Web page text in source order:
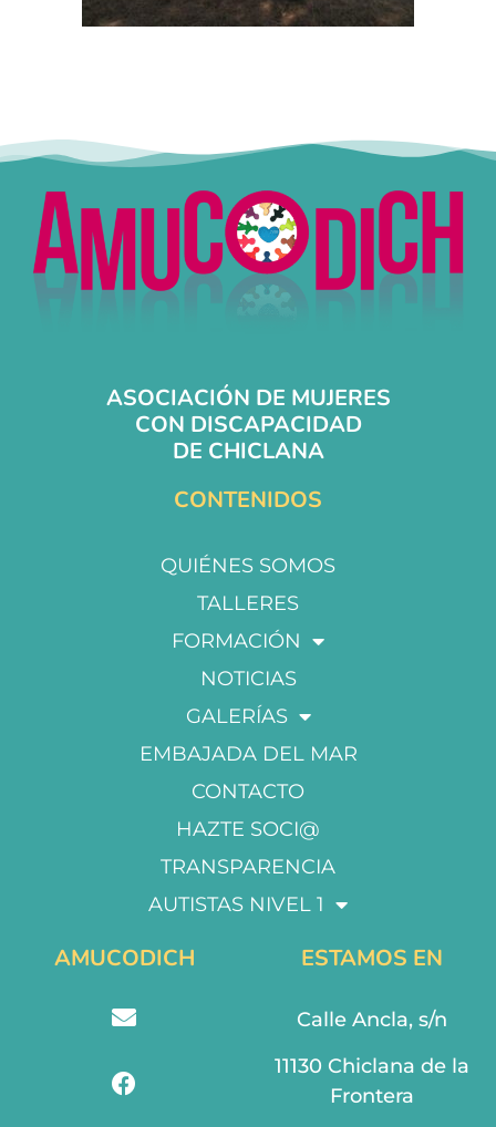
ASOCIACIÓN DE MUJERES
CON DISCAPACIDAD
DE CHICLANA
CONTENIDOS
QUIÉNES SOMOS
TALLERES
FORMACIÓN
NOTICIAS
GALERÍAS
EMBAJADA DEL MAR
CONTACTO
HAZTE SOCI@
TRANSPARENCIA
AUTISTAS NIVEL 1
AMUCODICH ESTAMOS EN
Calle Ancla, s/n
11130 Chiclana de la
Frontera